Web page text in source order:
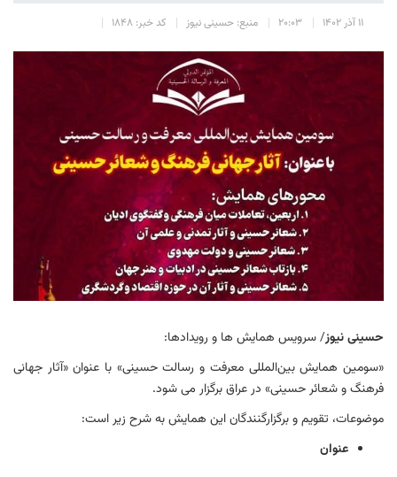
۱۱ آذر ۱۴۰۲ ۲۰:۰۳ منبع: حسینی نیوز کد خبر: ۱۸۴۸
حسینی نیوز/ سرویس همایش ها و رویدادها:
«سومین همایش بین‌المللی معرفت و رسالت حسینی» با عنوان «آثار جهانی
فرهنگ و شعائر حسینی» در عراق برگزار می شود.
موضوعات، تقویم و برگزارگنندگان این همایش به شرح زیر است:
عنوان